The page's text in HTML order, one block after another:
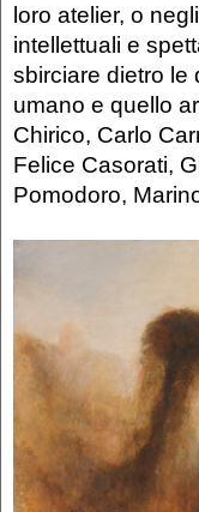
loro atelier, o
intellettuali e
sbirciare dietro le
umano e quello
Chirico, Carlo
Felice Casorati,
Pomodoro,